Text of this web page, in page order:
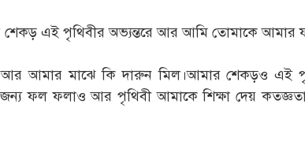
এই পৃথিবীর অভ্যন্তরে আর আমি তোমাকে আমার
আমার মাঝে কি দারুন মিল।আমার শেকড়ও এই
জন্য ফল ফলাও আর পৃথিবী আমাকে শিক্ষা দেয়